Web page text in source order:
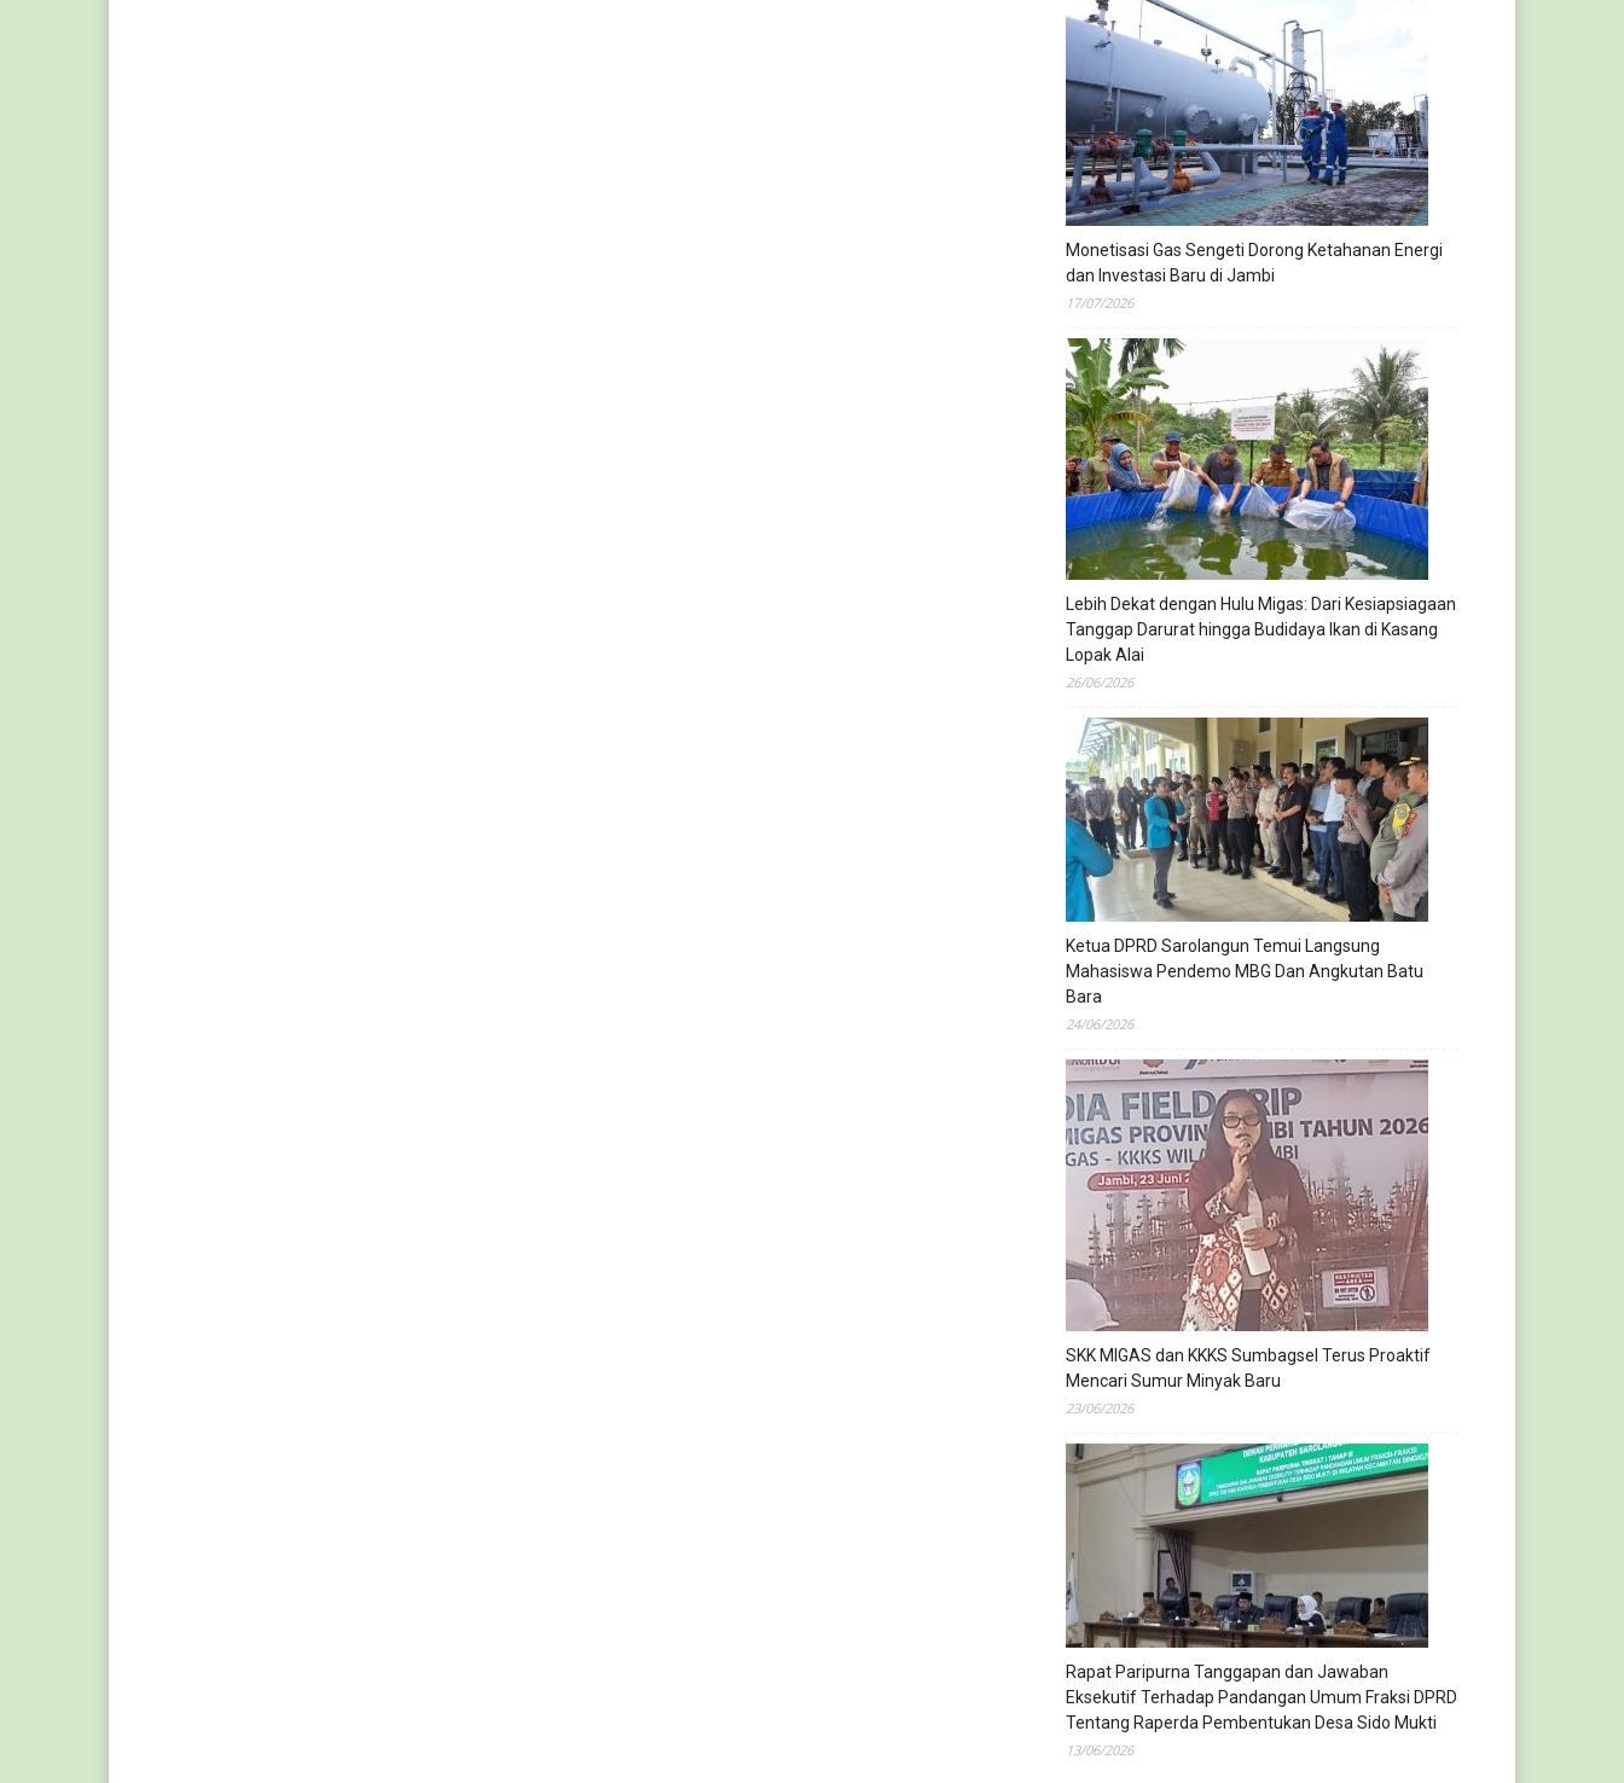
Monetisasi Gas Sengeti Dorong Ketahanan Energi
dan Investasi Baru di Jambi
17/07/2026
Lebih Dekat dengan Hulu Migas: Dari Kesiapsiagaan
Tanggap Darurat hingga Budidaya Ikan di Kasang
Lopak Alai
26/06/2026
Ketua DPRD Sarolangun Temui Langsung
Mahasiswa Pendemo MBG Dan Angkutan Batu
Bara
24/06/2026
SKK MIGAS dan KKKS Sumbagsel Terus Proaktif
Mencari Sumur Minyak Baru
23/06/2026
Rapat Paripurna Tanggapan dan Jawaban
Eksekutif Terhadap Pandangan Umum Fraksi DPRD
Tentang Raperda Pembentukan Desa Sido Mukti
13/06/2026